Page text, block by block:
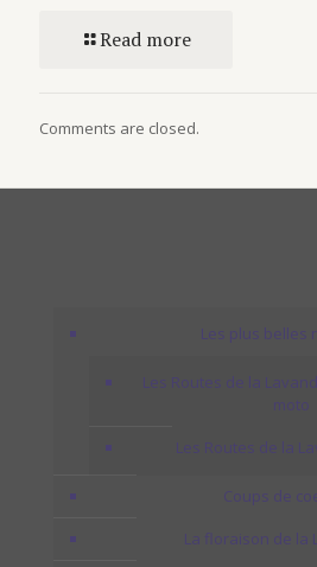
Read more
Comments are closed.
Les plus belles
Les Routes de la
moto
Les Routes de la
Coups de
La floraison de la